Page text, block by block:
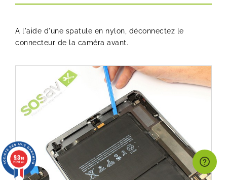
A l'aide d'une spatule en nylon, déconnectez le
connecteur de la caméra avant.
9.3/10
26994 avis